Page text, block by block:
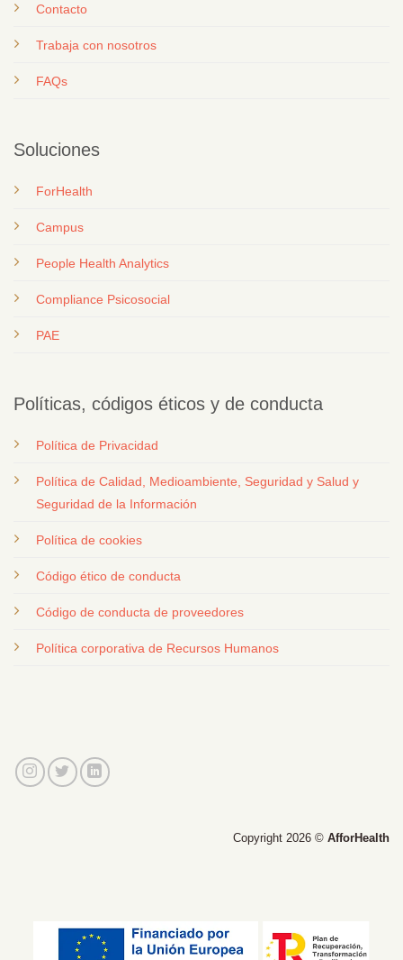
Contacto
Trabaja con nosotros
FAQs
Soluciones
ForHealth
Campus
People Health Analytics
Compliance Psicosocial
PAE
Políticas, códigos éticos y de conducta
Política de Privacidad
Política de Calidad, Medioambiente, Seguridad y Salud y
Seguridad de la Información
Política de cookies
Código ético de conducta
Código de conducta de proveedores
Política corporativa de Recursos Humanos
Copyright 2026 © AfforHealth